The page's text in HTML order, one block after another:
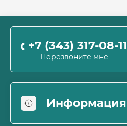
+7 (343) 317-08-11
Перезвоните мне
Информация